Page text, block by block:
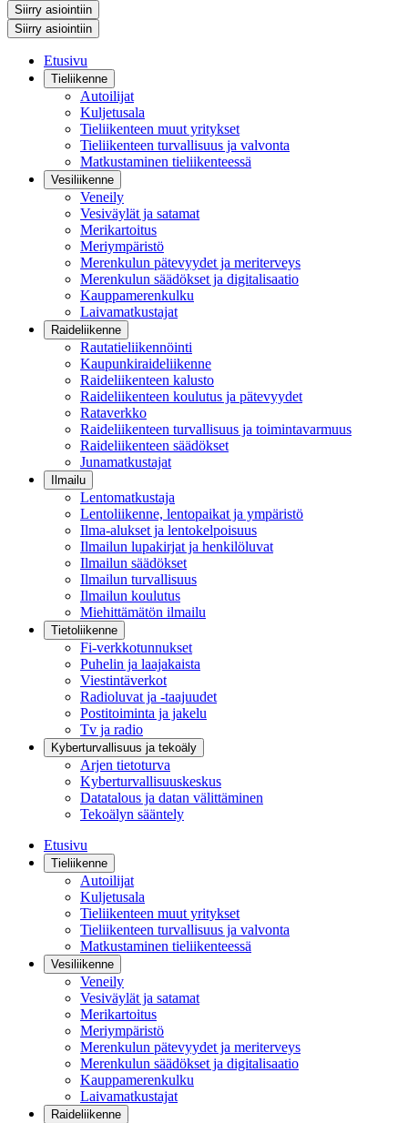
Siirry asiointiin
Siirry asiointiin
Etusivu
Tieliikenne
Autoilijat
Kuljetusala
Tieliikenteen muut yritykset
Tieliikenteen turvallisuus ja valvonta
Matkustaminen tieliikenteessä
Vesiliikenne
Veneily
Vesiväylät ja satamat
Merikartoitus
Meriympäristö
Merenkulun pätevyydet ja meriterveys
Merenkulun säädökset ja digitalisaatio
Kauppamerenkulku
Laivamatkustajat
Raideliikenne
Rautatieliikennöinti
Kaupunkiraideliikenne
Raideliikenteen kalusto
Raideliikenteen koulutus ja pätevyydet
Rataverkko
Raideliikenteen turvallisuus ja toimintavarmuus
Raideliikenteen säädökset
Junamatkustajat
Ilmailu
Lentomatkustaja
Lentoliikenne, lentopaikat ja ympäristö
Ilma-alukset ja lentokelpoisuus
Ilmailun lupakirjat ja henkilöluvat
Ilmailun säädökset
Ilmailun turvallisuus
Ilmailun koulutus
Miehittämätön ilmailu
Tietoliikenne
Fi-verkkotunnukset
Puhelin ja laajakaista
Viestintäverkot
Radioluvat ja -taajuudet
Postitoiminta ja jakelu
Tv ja radio
Kyberturvallisuus ja tekoäly
Arjen tietoturva
Kyberturvallisuuskeskus
Datatalous ja datan välittäminen
Tekoälyn sääntely
Etusivu
Tieliikenne
Autoilijat
Kuljetusala
Tieliikenteen muut yritykset
Tieliikenteen turvallisuus ja valvonta
Matkustaminen tieliikenteessä
Vesiliikenne
Veneily
Vesiväylät ja satamat
Merikartoitus
Meriympäristö
Merenkulun pätevyydet ja meriterveys
Merenkulun säädökset ja digitalisaatio
Kauppamerenkulku
Laivamatkustajat
Raideliikenne